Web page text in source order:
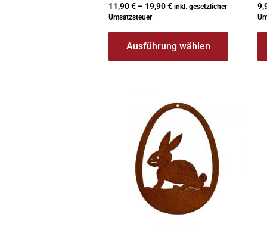
11,90€ – 19,90€ inkl. gesetzlicher
Umsatzsteuer
Ausführung wählen